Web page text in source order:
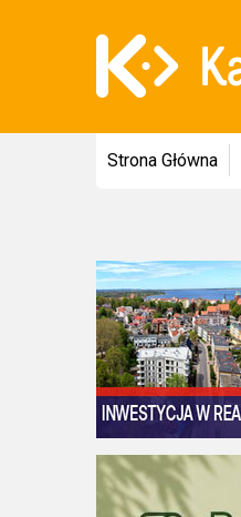
Strona Główna